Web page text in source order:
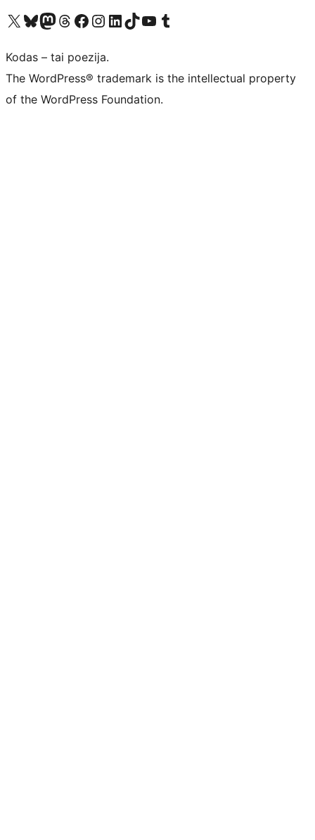
Visit our X (formerly Twitter) account
Apsilankykite mūsų Bluesky paskyroje
Visit our Mastodon account
Apsilankykite mūsų Threads paskyroje
Visit our Facebook page
Visit our Instagram account
Visit our LinkedIn account
Apsilankykite mūsų TikTok paskyroje
Visit our YouTube channel
Apsilankykite mūsų Tumblr paskyroje
Kodas – tai poezija.
The WordPress® trademark is the intellectual property
of the WordPress Foundation.